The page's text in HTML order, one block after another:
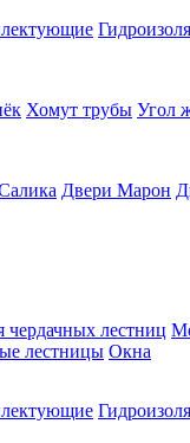
Хомут трубы Угол
Двери Марон
лестниц
лестницы Окна